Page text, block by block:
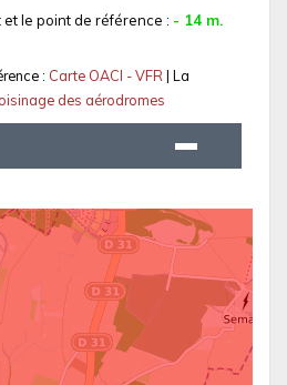
le point de référence : - 14 m.
: Carte OACI - VFR| La
des aérodromes